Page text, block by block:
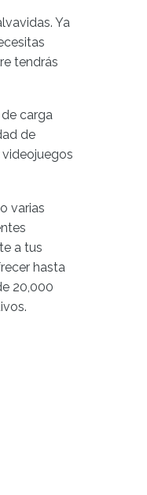
Ya
tendrás
carga
de
varias
a tus
hasta
20,000